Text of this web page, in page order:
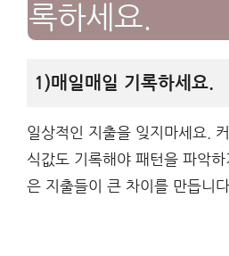
록하세요.
1)매일매일 기록하세요.
일상적인 지출을 잊지마세요.
식값도 기록해야 패턴을 파악
은 지출들이 큰 차이를 만듭니다.